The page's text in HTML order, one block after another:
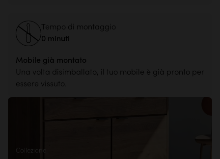
Tempo di montaggio
0 minuti
Mobile già montato
Una volta disimballato, il tuo mobile è già pronto per
essere vissuto.
Collezione